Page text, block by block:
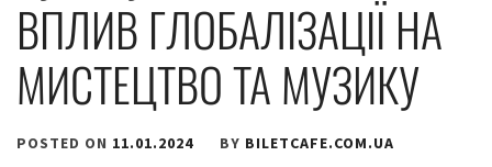
ВПЛИВ ГЛОБАЛІЗАЦІЇ НА
МИСТЕЦТВО ТА МУЗИКУ
POSTED ON 11.01.2024 BY BILETCAFE.COM.UA